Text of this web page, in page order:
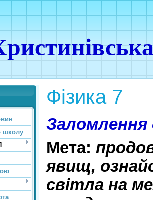
школу
Фізика 7
Заломлення
Мета:
явищ,
світла на